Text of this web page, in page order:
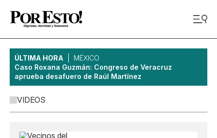
ÚLTIMA HORA
MÉXICO
Caso Roxana Guzmán: Congreso de Veracruz
aprueba desafuero de Raúl Martínez
VIDEOS